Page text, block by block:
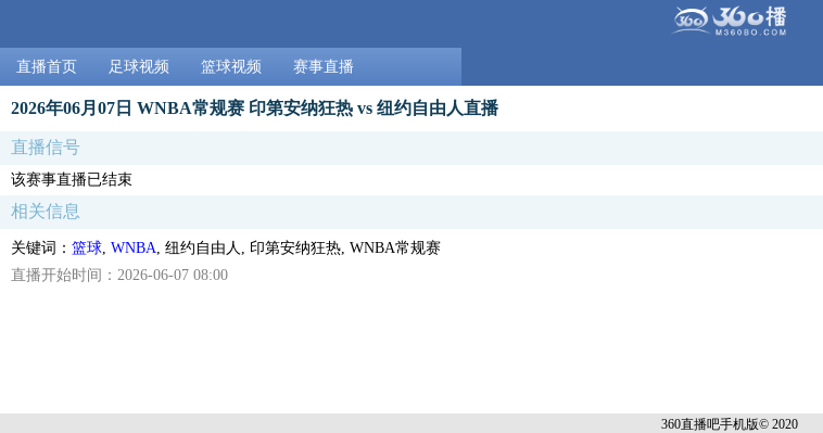
直播首页 足球视频 篮球视频 赛事直播
2026年06月07日 WNBA常规赛 印第安纳狂热 vs 纽约自由人直播
直播信号
该赛事直播已结束
相关信息
关键词： 篮球 WNBA , 纽约自由人, 印第安纳狂热, WNBA常规赛
直播开始时间：2026-06-07 08:00
360直播吧手机版© 2020